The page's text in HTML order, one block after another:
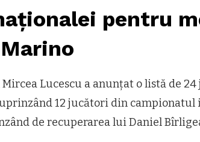
pentru
Lucescu a anunțat o listă de
12 jucători din
de recuperarea lui Daniel